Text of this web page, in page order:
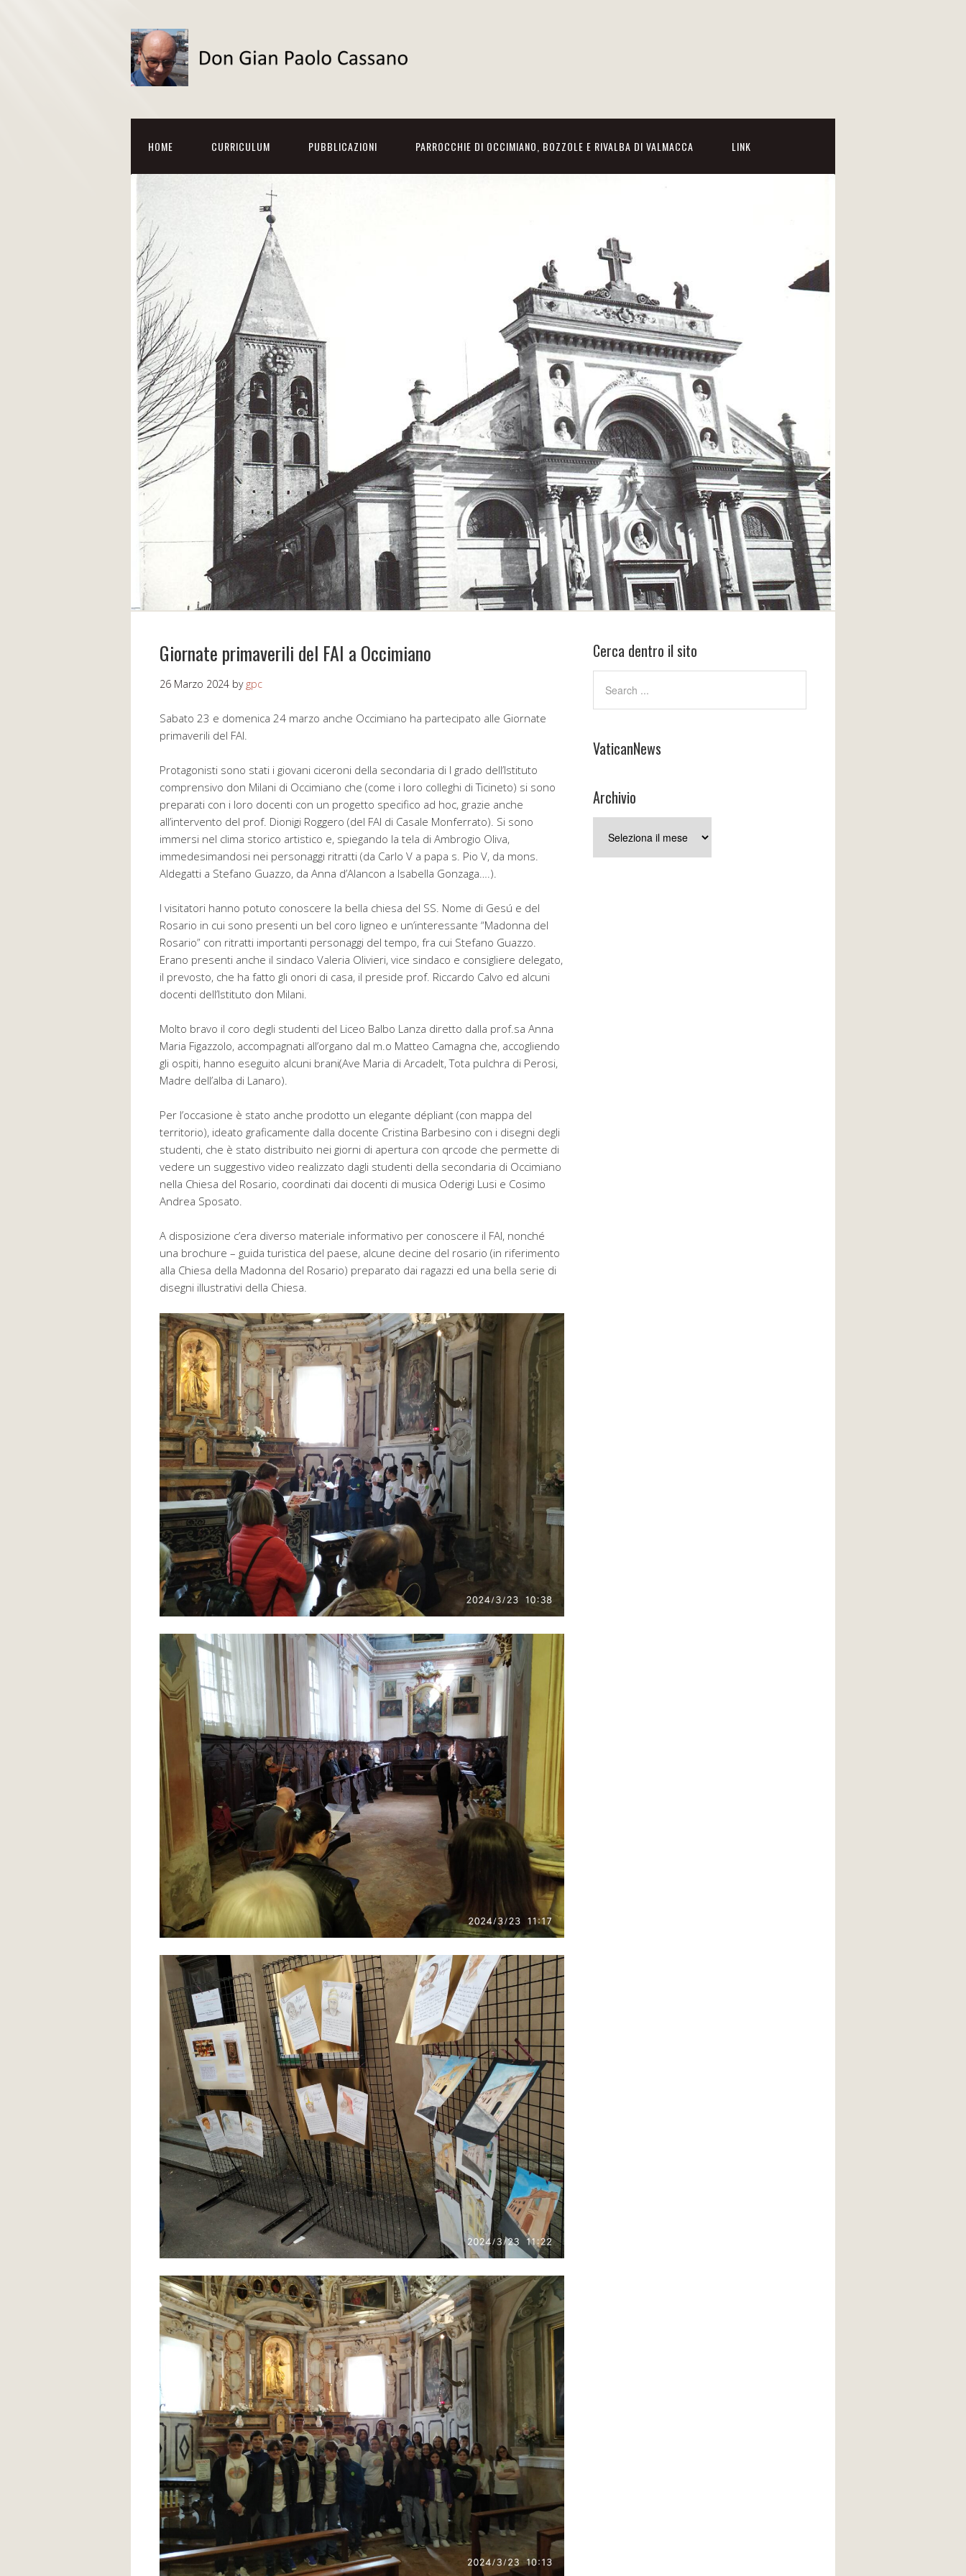
HOME CURRICULUM PUBBLICAZIONI PARROCCHIE DI OCCIMIANO, BOZZOLE E RIVALBA DI VALMACCA LINK
Giornate primaverili del FAI a Occimiano
26 Marzo 2024 by gpc
Sabato 23 e domenica 24 marzo anche Occimiano ha partecipato alle Giornate
primaverili del FAI.
Protagonisti sono stati i giovani ciceroni della secondaria di I grado dell’Istituto
comprensivo don Milani di Occimiano che (come i loro colleghi di Ticineto) si sono
preparati con i loro docenti con un progetto specifico ad hoc, grazie anche
all’intervento del prof. Dionigi Roggero (del FAI di Casale Monferrato). Si sono
immersi nel clima storico artistico e, spiegando la tela di Ambrogio Oliva,
immedesimandosi nei personaggi ritratti (da Carlo V a papa s. Pio V, da mons.
Aldegatti a Stefano Guazzo, da Anna d’Alancon a Isabella Gonzaga….).
I visitatori hanno potuto conoscere la bella chiesa del SS. Nome di Gesú e del
Rosario in cui sono presenti un bel coro ligneo e un’interessante “Madonna del
Rosario” con ritratti importanti personaggi del tempo, fra cui Stefano Guazzo.
Erano presenti anche il sindaco Valeria Olivieri, vice sindaco e consigliere delegato,
il prevosto, che ha fatto gli onori di casa, il preside prof. Riccardo Calvo ed alcuni
docenti dell’Istituto don Milani.
Molto bravo il coro degli studenti del Liceo Balbo Lanza diretto dalla prof.sa Anna
Maria Figazzolo, accompagnati all’organo dal m.o Matteo Camagna che, accogliendo
gli ospiti, hanno eseguito alcuni brani(Ave Maria di Arcadelt, Tota pulchra di Perosi,
Madre dell’alba di Lanaro).
Per l’occasione è stato anche prodotto un elegante dépliant (con mappa del
territorio), ideato graficamente dalla docente Cristina Barbesino con i disegni degli
studenti, che è stato distribuito nei giorni di apertura con qrcode che permette di
vedere un suggestivo video realizzato dagli studenti della secondaria di Occimiano
nella Chiesa del Rosario, coordinati dai docenti di musica Oderigi Lusi e Cosimo
Andrea Sposato.
A disposizione c’era diverso materiale informativo per conoscere il FAI, nonché
una brochure – guida turistica del paese, alcune decine del rosario (in riferimento
alla Chiesa della Madonna del Rosario) preparato dai ragazzi ed una bella serie di
disegni illustrativi della Chiesa.
Cerca dentro il sito
VaticanNews
Archivio